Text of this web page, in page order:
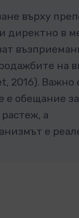
върху
директно в
на
2016). Важно
е обещание за
а
е